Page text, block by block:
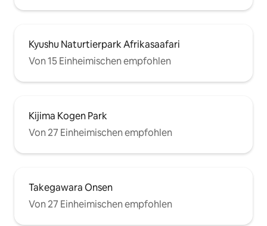
Kyushu Naturtierpark Afrikasaafari
Von 15 Einheimischen empfohlen
Kijima Kogen Park
Von 27 Einheimischen empfohlen
Takegawara Onsen
Von 27 Einheimischen empfohlen